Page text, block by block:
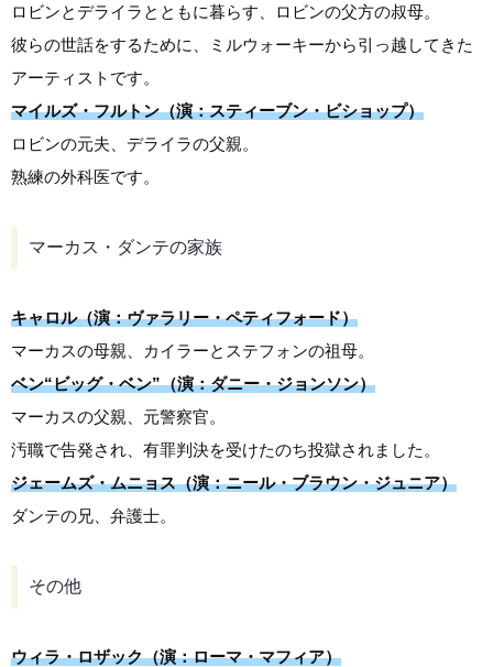
ロビンとデライラとともに暮らす、ロビンの父方の叔母。
彼らの世話をするために、ミルウォーキーから引っ越してきた
アーティストです。
マイルズ・フルトン（演：スティーブン・ビショップ）
ロビンの元夫、デライラの父親。
熟練の外科医です。
マーカス・ダンテの家族
キャロル（演：ヴァラリー・ペティフォード）
マーカスの母親、カイラーとステフォンの祖母。
ベン“ビッグ・ベン”（演：ダニー・ジョンソン）
マーカスの父親、元警察官。
汚職で告発され、有罪判決を受けたのち投獄されました。
ジェームズ・ムニョス（演：ニール・ブラウン・ジュニア）
ダンテの兄、弁護士。
その他
ウィラ・ロザック（演：ローマ・マフィア）